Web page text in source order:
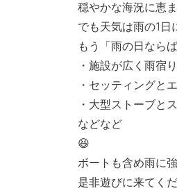
穏やかな海況に恵
でも天気は雨の1日
もう「雨の日なら
・施設が広く雨宿
・セッティングと
・大型ストーブと
などなど
😆
ボートも含め雨に
是非遊びに来てく